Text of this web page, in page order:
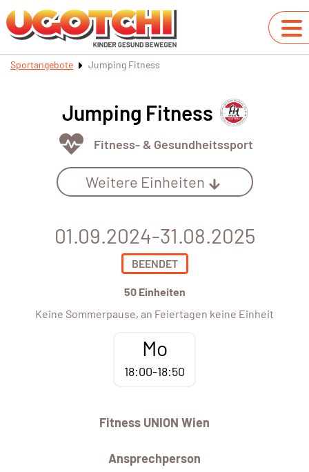
Sportangebote Jumping Fitness
Jumping Fitness
Fitness- & Gesundheitssport
Weitere Einheiten
01.09.2024-31.08.2025
BEENDET
50 Einheiten
Keine Sommerpause, an Feiertagen keine Einheit
Mo
18:00-18:50
Fitness UNION Wien
Ansprechperson